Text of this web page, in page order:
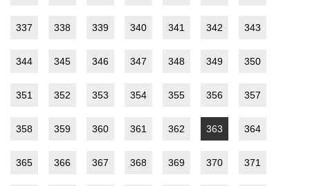
337 338 339 340 341 342 343
344 345 346 347 348 349 350
351 352 353 354 355 356 357
358 359 360 361 362 363 364
365 366 367 368 369 370 371